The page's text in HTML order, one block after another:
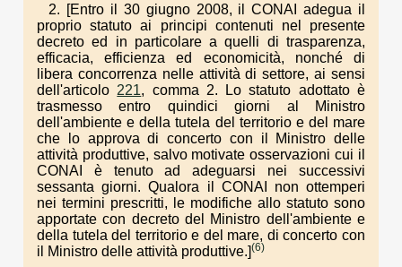
2. [Entro il 30 giugno 2008, il CONAI adegua il
proprio statuto ai principi contenuti nel presente
decreto ed in particolare a quelli di trasparenza,
efficacia, efficienza ed economicità, nonché di
libera concorrenza nelle attività di settore, ai sensi
dell'articolo 221, comma 2. Lo statuto adottato è
trasmesso entro quindici giorni al Ministro
dell'ambiente e della tutela del territorio e del mare
che lo approva di concerto con il Ministro delle
attività produttive, salvo motivate osservazioni cui il
CONAI è tenuto ad adeguarsi nei successivi
sessanta giorni. Qualora il CONAI non ottemperi
nei termini prescritti, le modifiche allo statuto sono
apportate con decreto del Ministro dell'ambiente e
della tutela del territorio e del mare, di concerto con
il Ministro delle attività produttive.](6)